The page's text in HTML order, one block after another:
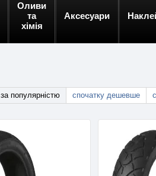
Оливи
та
хімія
Аксесуари
за популярністю спочатку дешевше